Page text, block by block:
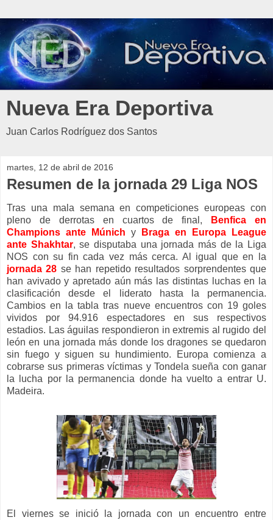
Nueva Era Deportiva
Juan Carlos Rodríguez dos Santos
martes, 12 de abril de 2016
Resumen de la jornada 29 Liga NOS
Tras una mala semana en competiciones europeas con
pleno de derrotas en cuartos de final,
Benfica en
Champions ante Múnich y
Braga en Europa League
ante Shakhtar, se disputaba una jornada más de la Liga
NOS con su fin cada vez más cerca. Al igual que en la
jornada 28 se han repetido resultados sorprendentes que
han avivado y apretado aún más las distintas luchas en la
clasificación desde el liderato hasta la permanencia.
Cambios en la tabla tras nueve encuentros con 19 goles
vividos por 94.916 espectadores en sus respectivos
estadios. Las águilas respondieron in extremis al rugido del
león en una jornada más donde los dragones se quedaron
sin fuego y siguen su hundimiento. Europa comienza a
cobrarse sus primeras víctimas y Tondela sueña con ganar
la lucha por la permanencia donde ha vuelto a entrar U.
Madeira.
El viernes se inició la jornada con un encuentro entre